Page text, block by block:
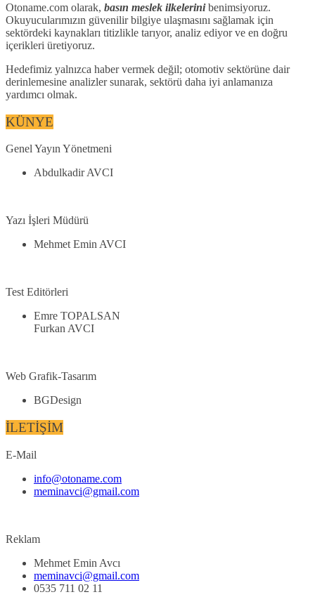
Otoname.com olarak, basın meslek ilkelerinibenimsiyoruz.
Okuyucularımızın güvenilir bilgiye ulaşmasını sağlamak için
sektördeki kaynakları titizlikle tarıyor, analiz ediyor ve en doğru
içerikleri üretiyoruz.
Hedefimiz yalnızca haber vermek değil; otomotiv sektörüne dair
derinlemesine analizler sunarak, sektörü daha iyi anlamanıza
yardımcı olmak.
KÜNYE
Genel Yayın Yönetmeni
Abdulkadir AVCI
Yazı İşleri Müdürü
Mehmet Emin AVCI
Test Editörleri
Emre TOPALSAN
Furkan AVCI
Web Grafik-Tasarım
BGDesign
İLETİŞİM
E-Mail
info@otoname.com
meminavci@gmail.com
Reklam
Mehmet Emin Avcı
meminavci@gmail.com
0535 711 02 11